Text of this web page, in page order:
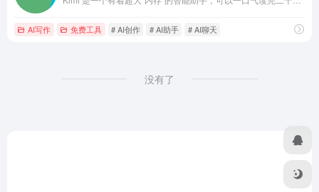
AI写作 免费工具 # AI创作 # AI助手 # AI聊天
没有了